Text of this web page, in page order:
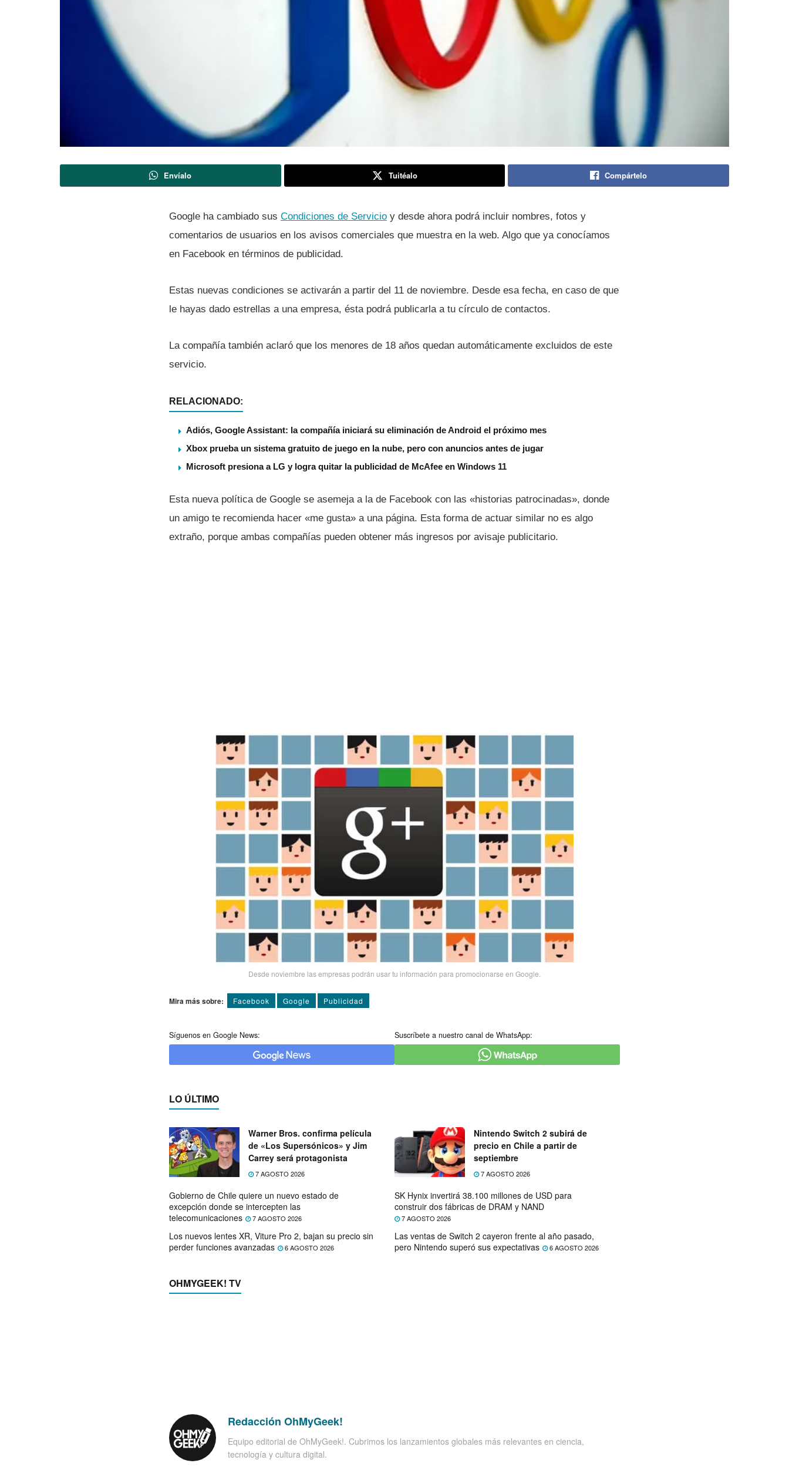
Envíalo Tuitéalo Compártelo
Google ha cambiado sus Condiciones de Servicio y desde ahora podrá incluir nombres, fotos y
comentarios de usuarios en los avisos comerciales que muestra en la web. Algo que ya conocí­amos
en Facebook en términos de publicidad.
Estas nuevas condiciones se activarán a partir del 11 de noviembre. Desde esa fecha, en caso de que
le hayas dado estrellas a una empresa, ésta podrá publicarla a tu cí­rculo de contactos.
La compañí­a también aclaró que los menores de 18 años quedan automáticamente excluidos de este
servicio.
RELACIONADO:
Adiós, Google Assistant: la compañía iniciará su eliminación de Android el próximo mes
Xbox prueba un sistema gratuito de juego en la nube, pero con anuncios antes de jugar
Microsoft presiona a LG y logra quitar la publicidad de McAfee en Windows 11
Esta nueva polí­tica de Google se asemeja a la de Facebook con las «historias patrocinadas», donde
un amigo te recomienda hacer «me gusta» a una página. Esta forma de actuar similar no es algo
extraño, porque ambas compañí­as pueden obtener más ingresos por avisaje publicitario.
Desde noviembre las empresas podrán usar tu información para promocionarse en Google.
Mira más sobre: Facebook Google Publicidad
Síguenos en Google News: Suscríbete a nuestro canal de WhatsApp:
LO ÚLTIMO
Warner Bros. confirma película
de «Los Supersónicos» y Jim
Carrey será protagonista
7 AGOSTO 2026
Nintendo Switch 2 subirá de
precio en Chile a partir de
septiembre
7 AGOSTO 2026
Gobierno de Chile quiere un nuevo estado de
excepción donde se intercepten las
telecomunicaciones
7 AGOSTO 2026
SK Hynix invertirá 38.100 millones de USD para
construir dos fábricas de DRAM y NAND
7 AGOSTO 2026
Los nuevos lentes XR, Viture Pro 2, bajan su precio sin
perder funciones avanzadas
6 AGOSTO 2026
Las ventas de Switch 2 cayeron frente al año pasado,
pero Nintendo superó sus expectativas
6 AGOSTO 2026
OHMYGEEK! TV
Redacción OhMyGeek!
Equipo editorial de OhMyGeek!. Cubrimos los lanzamientos globales más relevantes en ciencia,
tecnología y cultura digital.